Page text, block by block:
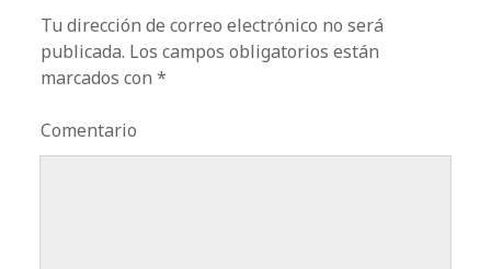
Tu dirección de correo electrónico no será
publicada. Los campos obligatorios están
marcados con*
Comentario